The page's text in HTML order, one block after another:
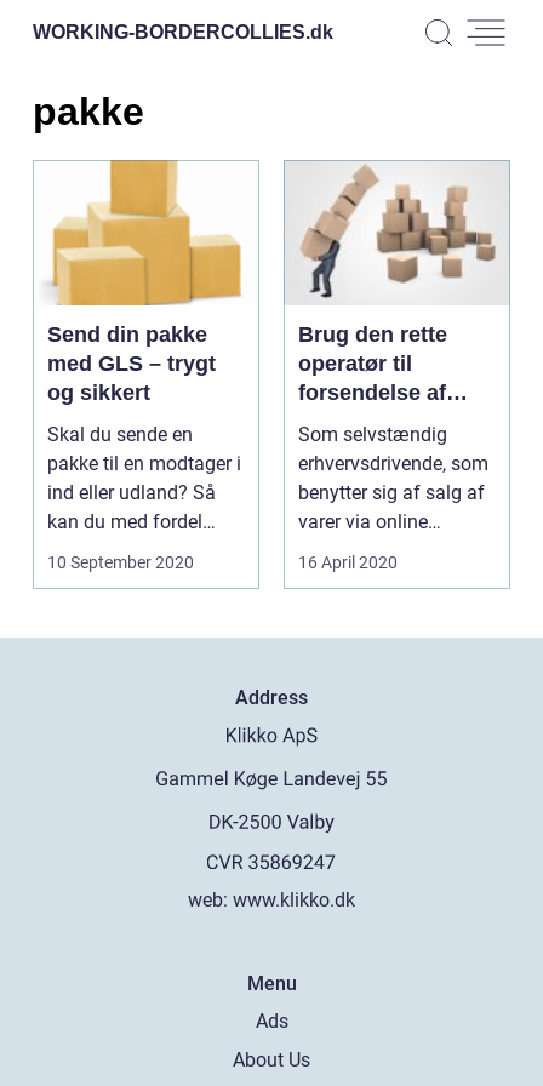
WORKING-BORDERCOLLIES.dk
pakke
Send din pakke
med GLS – trygt
og sikkert
Skal du sende en
pakke til en modtager i
ind eller udland? Så
kan du med fordel
vælge den kendte for...
10 September 2020
Brug den rette
operatør til
forsendelse af
erhvervs pakke
Som selvstændig
erhvervsdrivende, som
benytter sig af salg af
varer via online
kanaler, har du...
16 April 2020
Address
web: www.klikko.dk
Menu
Ads
About Us